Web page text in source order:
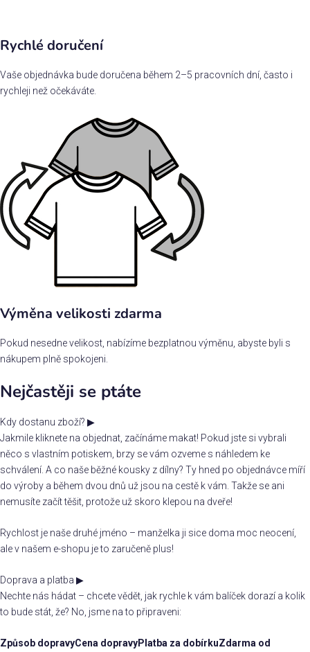
Rychlé doručení
Vaše objednávka bude doručena během 2–5 pracovních dní, často i
rychleji než očekáváte.
Výměna velikosti zdarma
Pokud nesedne velikost, nabízíme bezplatnou výměnu, abyste byli s
nákupem plně spokojeni.
Nejčastěji se ptáte
Kdy dostanu zboží? ▶
Jakmile kliknete na objednat, začínáme makat! Pokud jste si vybrali
něco s vlastním potiskem, brzy se vám ozveme s náhledem ke
schválení. A co naše běžné kousky z dílny? Ty hned po objednávce míří
do výroby a během dvou dnů už jsou na cestě k vám. Takže se ani
nemusíte začít těšit, protože už skoro klepou na dveře!
Rychlost je naše druhé jméno – manželka ji sice doma moc neocení,
ale v našem e-shopu je to zaručeně plus!
Doprava a platba ▶
Nechte nás hádat – chcete vědět, jak rychle k vám balíček dorazí a kolik
to bude stát, že? No, jsme na to připraveni:
Způsob dopravyCena dopravyPlatba za dobírkuZdarma od